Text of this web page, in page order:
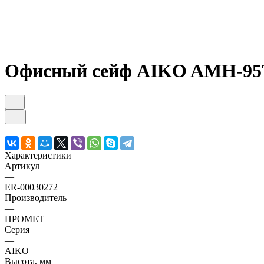
Офисный сейф AIKO AMH-
Характеристики
Артикул
—
ER-00030272
Производитель
—
ПРОМЕТ
Серия
—
AIKO
Высота, мм